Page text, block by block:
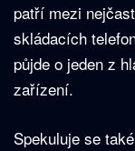
patří mezi
skládacích
půjde o jeden z
zařízení.
Spekuluje se